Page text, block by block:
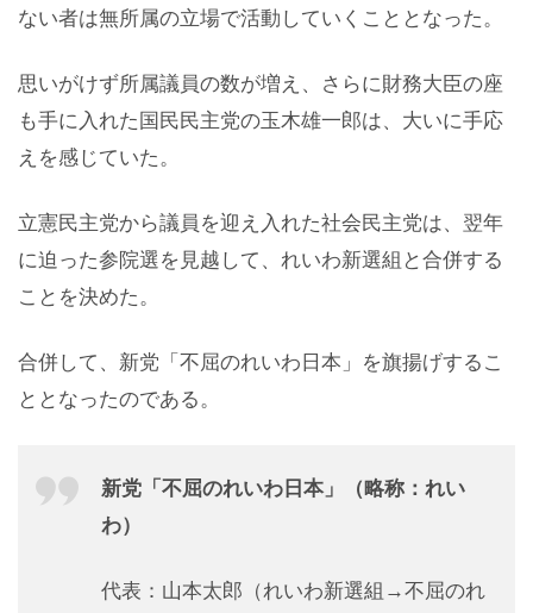
ない者は無所属の立場で活動していくこととなった。
思いがけず所属議員の数が増え、さらに財務大臣の座
も手に入れた国民民主党の玉木雄一郎は、大いに手応
えを感じていた。
立憲民主党から議員を迎え入れた社会民主党は、翌年
に迫った参院選を見越して、れいわ新選組と合併する
ことを決めた。
合併して、新党「不屈のれいわ日本」を旗揚げするこ
ととなったのである。
新党「不屈のれいわ日本」（略称：れい
わ）
代表：山本太郎（れいわ新選組→不屈のれ